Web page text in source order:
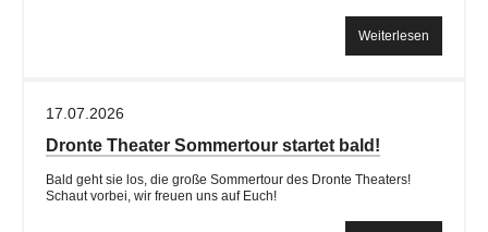
Weiterlesen
17.07.2026
Dronte Theater Sommertour startet bald!
Bald geht sie los, die große Sommertour des Dronte Theaters!
Schaut vorbei, wir freuen uns auf Euch!